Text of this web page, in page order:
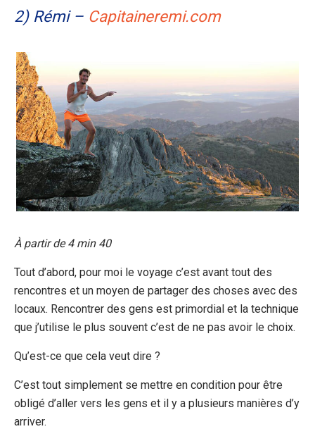
2) Rémi – Capitaineremi.com
À partir de 4 min 40
Tout d’abord, pour moi le voyage c’est avant tout des
rencontres et un moyen de partager des choses avec des
locaux. Rencontrer des gens est primordial et la technique
que j’utilise le plus souvent c’est de ne pas avoir le choix.
Qu’est-ce que cela veut dire ?
C’est tout simplement se mettre en condition pour être
obligé d’aller vers les gens et il y a plusieurs manières d’y
arriver.